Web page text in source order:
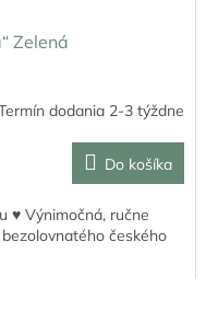
Zelená
dodania 2-3 týždne
Do košíka
♥ Výnimočná, ručne
českého